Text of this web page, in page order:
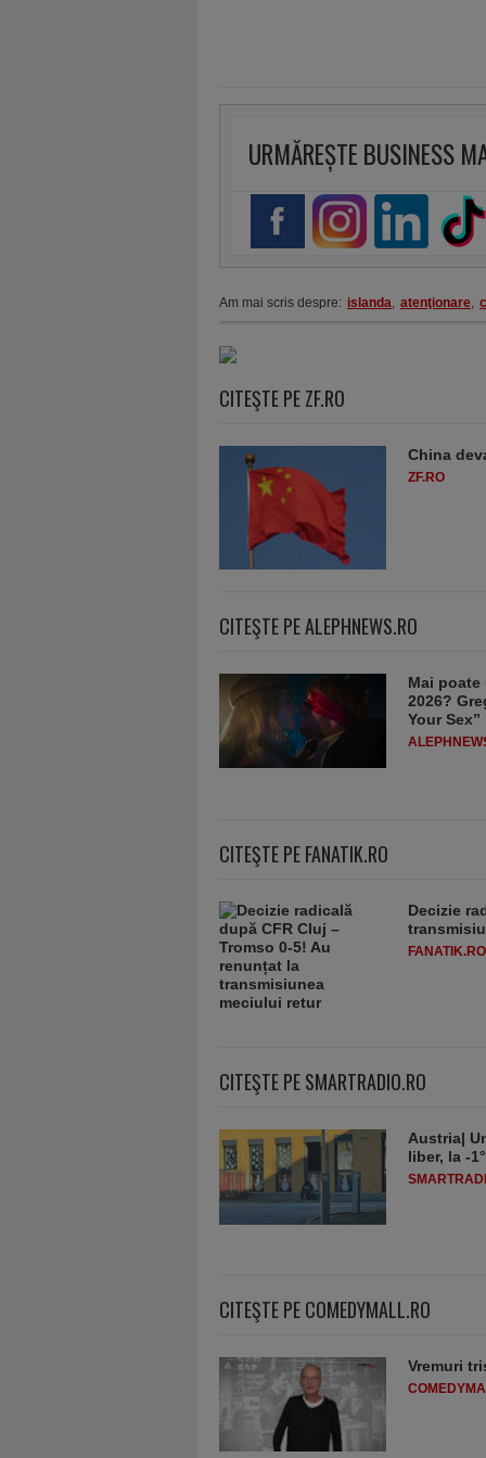
URMĂREȘTE BUSINESS
Am mai scris despre: islanda, atenţionare,
CITEŞTE PE ZF.RO
China
ZF.RO
CITEŞTE PE ALEPHNEWS.RO
Mai
2026?
Your Sex”
CITEŞTE PE FANATIK.RO
Decizie
FANATIK.RO
CITEŞTE PE SMARTRADIO.RO
Austria|
liber, la -
CITEŞTE PE COMEDYMALL.RO
Vremuri